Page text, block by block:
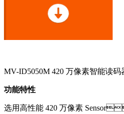
MV-ID5050M 420 万像素智能读码
功能特性
选用高性能 420 万像素